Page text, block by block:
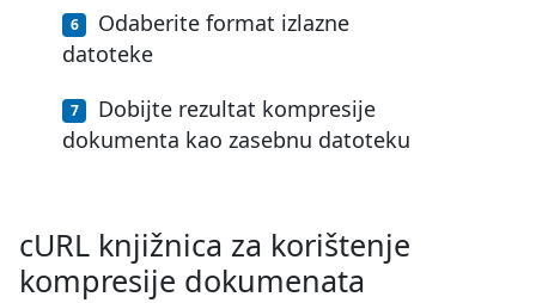
Odaberite format izlazne
datoteke
Dobijte rezultat kompresije
dokumenta kao zasebnu datoteku
cURL knjižnica za korištenje
kompresije dokumenata